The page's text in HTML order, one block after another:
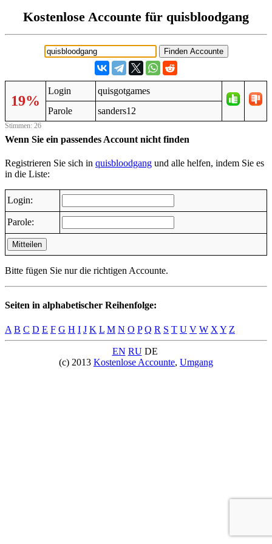
Kostenlose Accounte für quisbloodgang
19%
Login
quisgotgames
Parole
sanders12
Stimmen: 26
Wenn Sie ein passendes Account nicht finden
Registrieren Sie sich in quisbloodgang und alle helfen, indem Sie es
in die Liste:
Login:
Parole:
Mitteilen
Bitte fügen Sie nur die richtigen Accounte.
Seiten in alphabetischer Reihenfolge:
A B C D E F G H I J K L M N O P Q R S T U V W X Y Z
EN RUDE
(c) 2013 Kostenlose Accounte, Umgang